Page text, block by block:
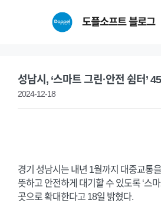
도플소프트 블로그
성남시, ‘스마트 그린·안전 쉼터’
2024-12-18
경기 성남시는 내년 1월까지 대중교통
뜻하고 안전하게 대기할 수 있도록 ‘스
곳으로 확대한다고 18일 밝혔다.